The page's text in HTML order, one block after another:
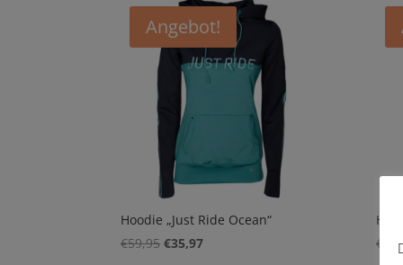
€54,95€32,97.
Angebot!
Hoodie „Just Ride Ocean“
€59,95 Ursprünglicher
€35,97Aktueller
€